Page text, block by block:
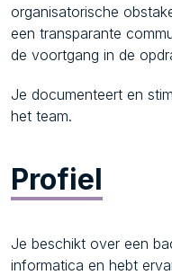
organisatorische
een transparante
de voortgang in de
Je documenteert en
het team.
Profiel
Je beschikt over een
informatica en hebt